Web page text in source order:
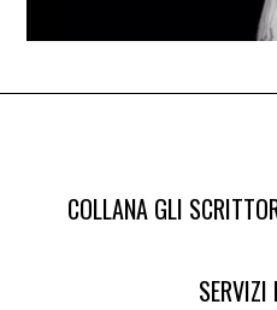
COLLANA GLI
SERVIZI